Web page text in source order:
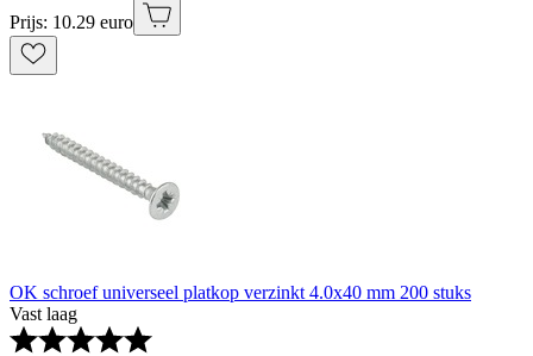
Prijs: 10.29 euro
OK schroef universeel platkop verzinkt 4.0x40 mm 200 stuks
Vast laag